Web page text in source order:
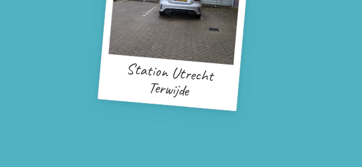
Station Utrecht
Terwijde